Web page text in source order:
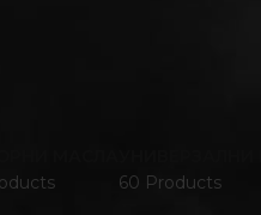
60 Products